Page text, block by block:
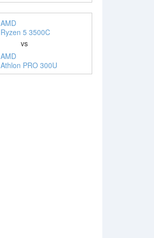
AMD
Ryzen 5 3500C
vs
AMD
Athlon PRO 300U